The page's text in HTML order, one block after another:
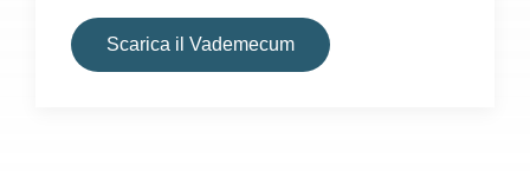
Scarica il Vademecum